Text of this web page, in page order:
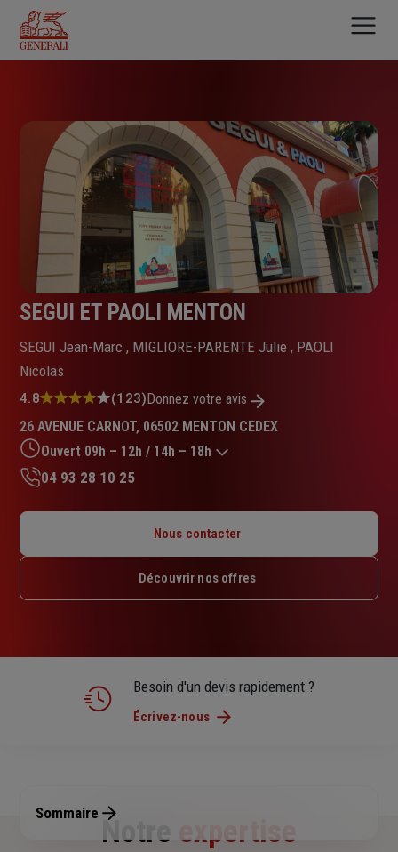
contenu
principal
SEGUI ET PAOLI MENTON
SEGUI Jean-Marc , MIGLIORE-PARENTE Julie , PAOLI
Nicolas
Note
4.8
sur
5
étoiles
4.8 (123)Donnez votre avis
26 AVENUE CARNOT, 06502 MENTON CEDEX
Ouvert 09h – 12h / 14h – 18h
Mardi : 09h – 12h / 14h – 18h
Jeudi : 09h – 12h / 14h – 18h
04 93 28 10 25
Nous contacter
Découvrir nos offres
Besoin d'un devis rapidement ?
Écrivez-nous
Sommaire
Notre expertise